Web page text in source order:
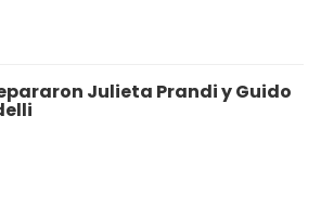
Julieta Prandi y Guido